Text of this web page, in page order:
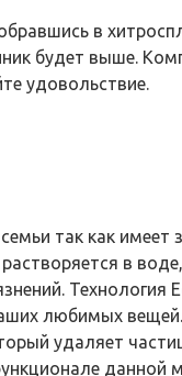
в
будет выше.
удовольствие.
так как
в
любимых
удаляет